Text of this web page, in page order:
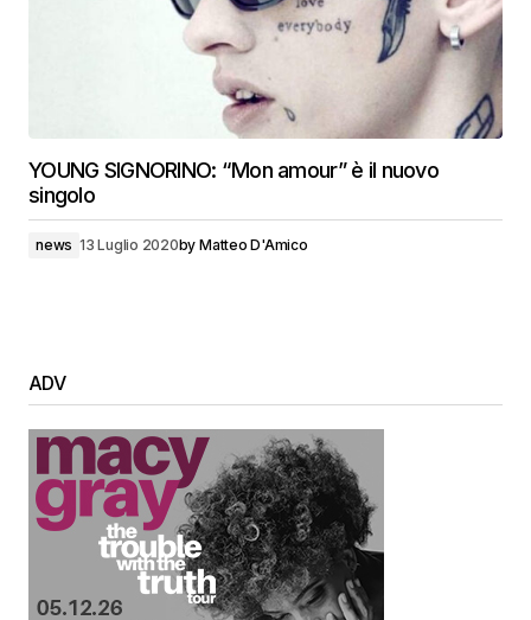
YOUNG SIGNORINO: “Mon amour” è il nuovo
singolo
news 13 Luglio 2020by Matteo D'Amico
ADV